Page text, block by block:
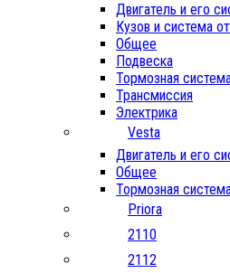
Двигатель и его
Кузов и система
Общее
Подвеска
Тормозная
Трансмиссия
Электрика
Vesta
Двигатель и его
Общее
Тормозная
Priora
2110
2112